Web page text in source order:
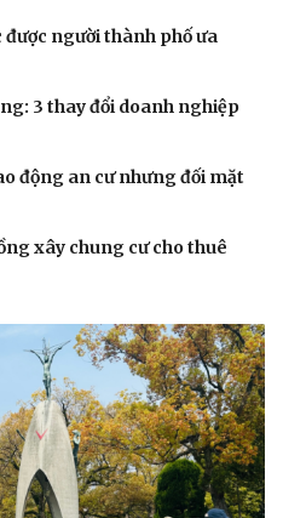
người thành phố ưa
3 thay đổi doanh nghiệp
động an cư nhưng đối mặt
xây chung cư cho thuê